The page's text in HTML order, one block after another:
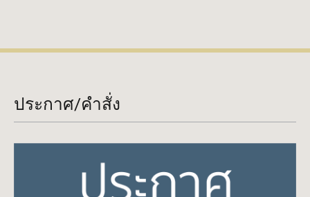
ประกาศ/คำสั่ง